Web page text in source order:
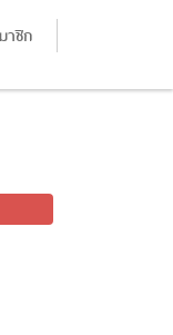
าชิก